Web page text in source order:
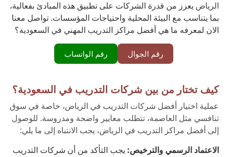
الرياض يعزز من قدرة الشركات على تطبيق هذه المبادئ بفعالية،
بما يتناسب مع البيئة المحلية واحتياجات المؤسسات. تواصل معنا
الان لمعرفه ما هي أفضل مراكز التدريب المهني في السعودية؟
رقم الجوال رقم الواتساب
كيف تختار من بين شركات التدريب في السعودية؟
عملية اختيار أفضل شركات التدريب في الرياض، خاصة في سوق
تنافسي مثل العاصمة، تتطلب معايير واضحة ومدروسة. للوصول
إلى أفضل مراكز التدريب في الرياض، يجب الانتباه إلى ما يلي:
الاعتماد الرسمي والترخيص: يجب التأكد من أن شركات التدريب